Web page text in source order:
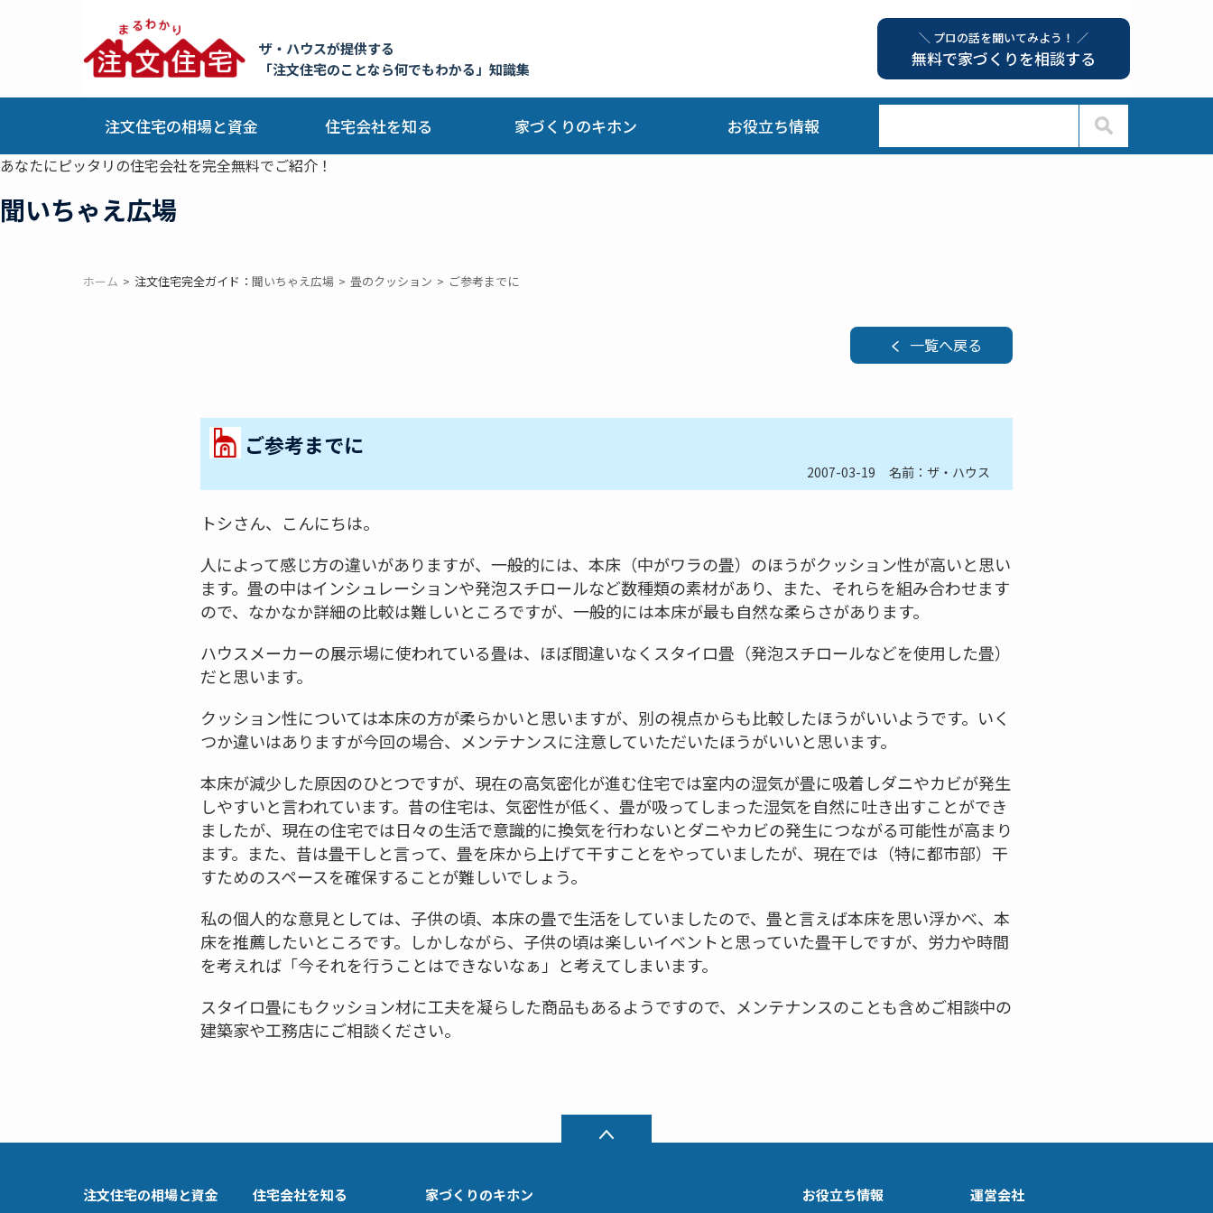
ザ・ハウスが提供する
「注文住宅のことなら何でもわかる」知識集
＼ プロの話を聞いてみよう！ ／
無料で家づくりを相談する
注文住宅の相場と資金 住宅会社を知る 家づくりのキホン お役立ち情報
あなたにピッタリの住宅会社を完全無料でご紹介！
聞いちゃえ広場
ホーム 注文住宅完全ガイド： 聞いちゃえ広場 畳のクッション ご参考までに
一覧へ戻る
ご参考までに
2007-03-19 名前：ザ・ハウス
トシさん、こんにちは。
人によって感じ方の違いがありますが、一般的には、本床（中がワラの畳）のほうがクッション性が高いと思い
ます。畳の中はインシュレーションや発泡スチロールなど数種類の素材があり、また、それらを組み合わせます
ので、なかなか詳細の比較は難しいところですが、一般的には本床が最も自然な柔らさがあります。
ハウスメーカーの展示場に使われている畳は、ほぼ間違いなくスタイロ畳（発泡スチロールなどを使用した畳）
だと思います。
クッション性については本床の方が柔らかいと思いますが、別の視点からも比較したほうがいいようです。いく
つか違いはありますが今回の場合、メンテナンスに注意していただいたほうがいいと思います。
本床が減少した原因のひとつですが、現在の高気密化が進む住宅では室内の湿気が畳に吸着しダニやカビが発生
しやすいと言われています。昔の住宅は、気密性が低く、畳が吸ってしまった湿気を自然に吐き出すことができ
ましたが、現在の住宅では日々の生活で意識的に換気を行わないとダニやカビの発生につながる可能性が高まり
ます。また、昔は畳干しと言って、畳を床から上げて干すことをやっていましたが、現在では（特に都市部）干
すためのスペースを確保することが難しいでしょう。
私の個人的な意見としては、子供の頃、本床の畳で生活をしていましたので、畳と言えば本床を思い浮かべ、本
床を推薦したいところです。しかしながら、子供の頃は楽しいイベントと思っていた畳干しですが、労力や時間
を考えれば「今それを行うことはできないなぁ」と考えてしまいます。
スタイロ畳にもクッション材に工夫を凝らした商品もあるようですので、メンテナンスのことも含めご相談中の
建築家や工務店にご相談ください。
注文住宅の相場と資金 住宅会社を知る 家づくりのキホン お役立ち情報 運営会社